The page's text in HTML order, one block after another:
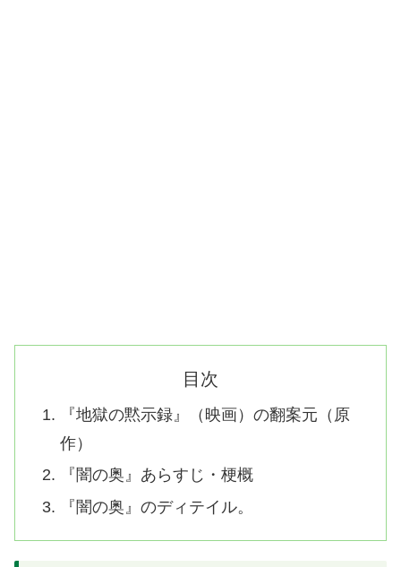
目次
『地獄の黙示録』（映画）の翻案元（原
作）
『闇の奥』あらすじ・梗概
『闇の奥』のディテイル。